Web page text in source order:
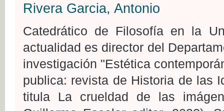
Rivera Garcia, Antonio
Catedrático de Filosofía en la
actualidad es director del
investigación "Estética
publica: revista de Historia de las
titula La crueldad de las